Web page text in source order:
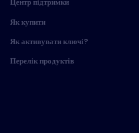
Як купити
Як активувати ключі?
Перелік продуктів